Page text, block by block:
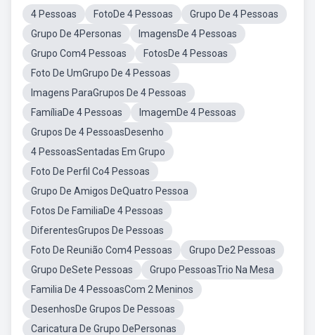
4 Pessoas FotoDe 4 Pessoas
Grupo De 4 Pessoas
Grupo De 4Personas
ImagensDe 4 Pessoas
Grupo Com4 Pessoas
FotosDe 4 Pessoas
Foto De UmGrupo De 4 Pessoas
Imagens ParaGrupos De 4 Pessoas
FamíliaDe 4 Pessoas
ImagemDe 4 Pessoas
Grupos De 4 PessoasDesenho
4 PessoasSentadas Em Grupo
Foto De Perfil Co4 Pessoas
Grupo De Amigos DeQuatro Pessoa
Fotos De FamiliaDe 4 Pessoas
DiferentesGrupos De Pessoas
Foto De Reunião Com4 Pessoas
Grupo De2 Pessoas
Grupo DeSete Pessoas
Grupo PessoasTrio Na Mesa
Familia De 4 PessoasCom 2 Meninos
DesenhosDe Grupos De Pessoas
Caricatura De Grupo DePersonas